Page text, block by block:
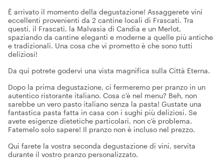
È arrivato il momento della degustazione! Assaggerete vini
eccellenti provenienti da 2 cantine locali di Frascati. Tra
questi, il Frascati, la Malvasia di Candia e un Merlot,
spaziando da cantine eleganti e moderne a quelle più antiche
e tradizionali. Una cosa che vi prometto è che sono tutti
deliziosi!
Da qui potrete godervi una vista magnifica sulla Città Eterna.
Dopo la prima degustazione, ci fermeremo per pranzo in un
autentico ristorante italiano. Cosa c'è nel menu? Beh, non
sarebbe un vero pasto italiano senza la pasta! Gustate una
fantastica pasta fatta in casa con i sughi più deliziosi. Se
avete esigenze dietetiche particolari, non c'è problema.
Fatemelo solo sapere! Il pranzo non è incluso nel prezzo.
Qui farete la vostra seconda degustazione di vini, servita
durante il vostro pranzo personalizzato.